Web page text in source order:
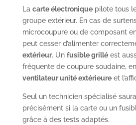
La carte électroniquepilote tous
groupe extérieur. En cas de
microcoupure ou de composant
peut cesser d’alimenter
extérieur. Un fusible grilléest
fréquente de coupure soudaine,
ventilateur unité extérieureet
Seul un technicien spécialisé
précisément si la carte ou un
grâce à des tests adaptés.